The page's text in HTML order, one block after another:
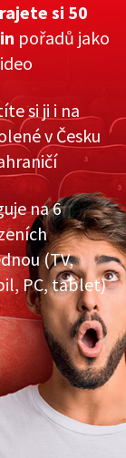
si 50
pořadů jako
si ji i na
v Česku
na 6
(TV,
PC, tablet)